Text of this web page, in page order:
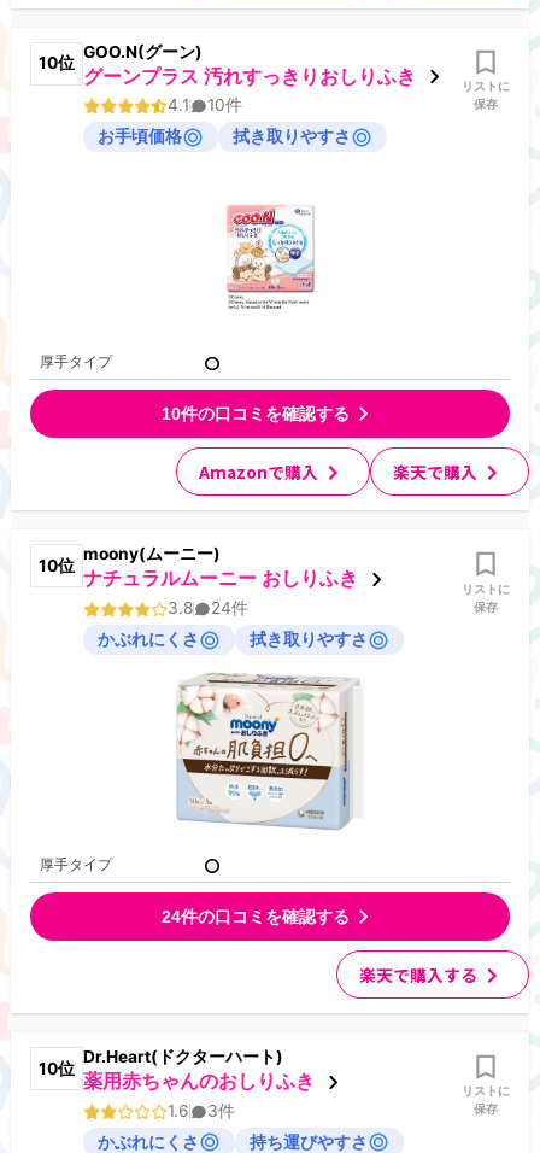
10位
GOO.N(グーン)
グーンプラス 汚れすっきりおしりふき
リストに
保存
4.1 10件
お手頃価格
拭き取りやすさ
厚手タイプ
10件の口コミを確認する
Amazonで購入 楽天で購入
10位
moony(ムーニー)
ナチュラルムーニー おしりふき
リストに
保存
3.8 24件
かぶれにくさ
拭き取りやすさ
厚手タイプ
24件の口コミを確認する
楽天で購入する
10位
Dr.Heart(ドクターハート)
薬用赤ちゃんのおしりふき
リストに
保存
1.6 3件
かぶれにくさ
持ち運びやすさ